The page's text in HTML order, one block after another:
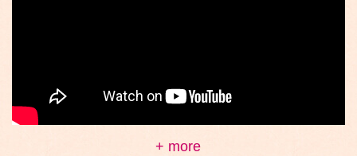
+ more